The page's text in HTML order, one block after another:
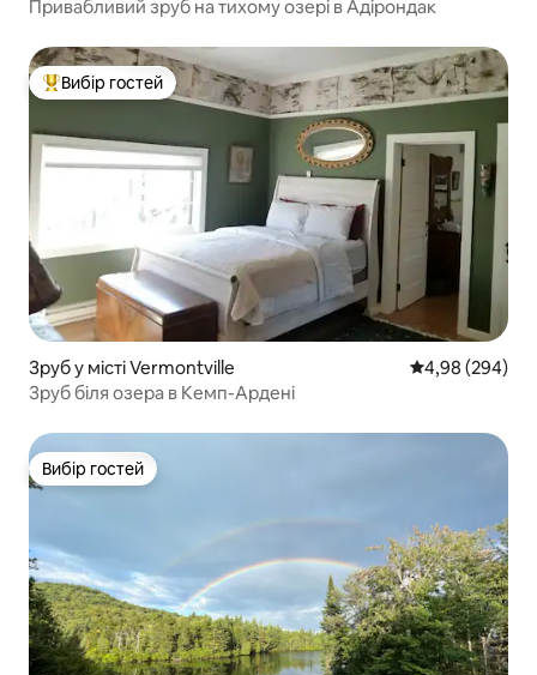
Привабливий зруб на тихому озері в Адірондак
Топ вибір гостей
Вибір гостей
Зруб у місті Vermontville Середня
4,98 (294)
Зруб біля озера в Кемп-Ардені
Вибір гостей
Вибір гостей